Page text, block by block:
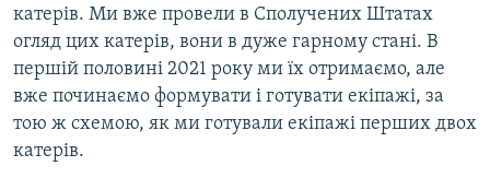
катерів. Ми вже провели в Сполучених Штатах
огляд цих катерів, вони в дуже гарному стані. В
першій половині 2021 року ми їх отримаємо, але
вже починаємо формувати і готувати екіпажі, за
тою ж схемою, як ми готували екіпажі перших двох
катерів.